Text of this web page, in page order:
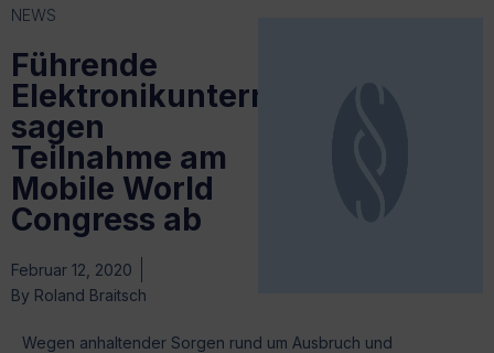
NEWS
Führende
Elektronikunternehmen
sagen
Teilnahme am
Mobile World
Congress ab
Februar 12, 2020
By Roland Braitsch
Wegen anhaltender Sorgen rund um Ausbruch und